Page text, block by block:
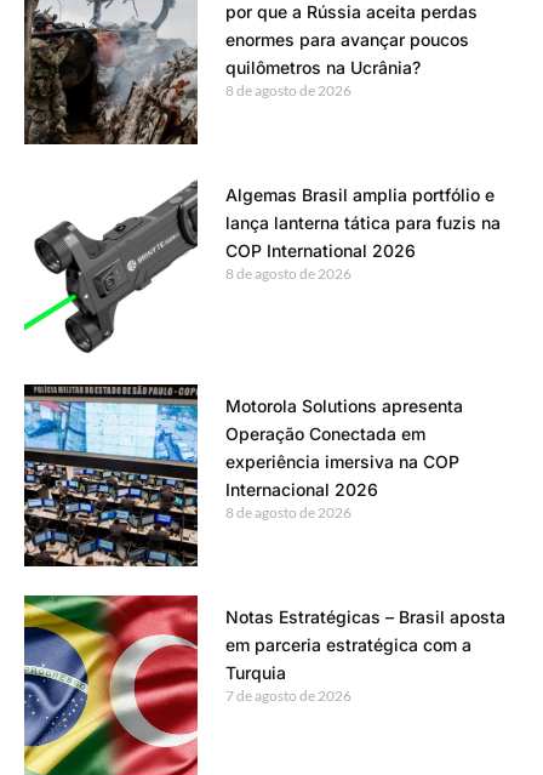
por que a Rússia aceita perdas
enormes para avançar poucos
quilômetros na Ucrânia?
8 de agosto de 2026
Algemas Brasil amplia portfólio e
lança lanterna tática para fuzis na
COP International 2026
8 de agosto de 2026
Motorola Solutions apresenta
Operação Conectada em
experiência imersiva na COP
Internacional 2026
8 de agosto de 2026
Notas Estratégicas – Brasil aposta
em parceria estratégica com a
Turquia
7 de agosto de 2026